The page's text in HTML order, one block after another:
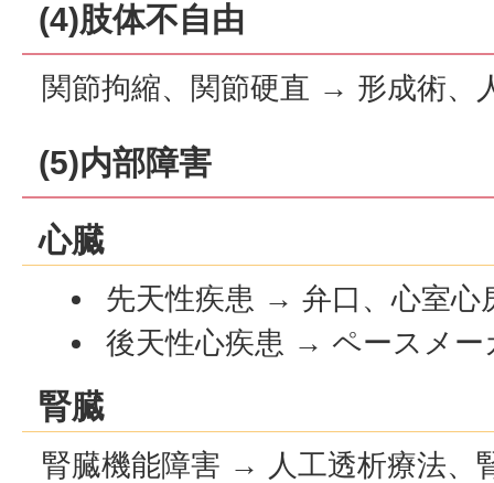
(4)肢体不自由
関節拘縮、関節硬直 → 形成術、
(5)内部障害
心臓
先天性疾患 → 弁口、心室心
後天性心疾患 → ペースメー
腎臓
腎臓機能障害 → 人工透析療法、